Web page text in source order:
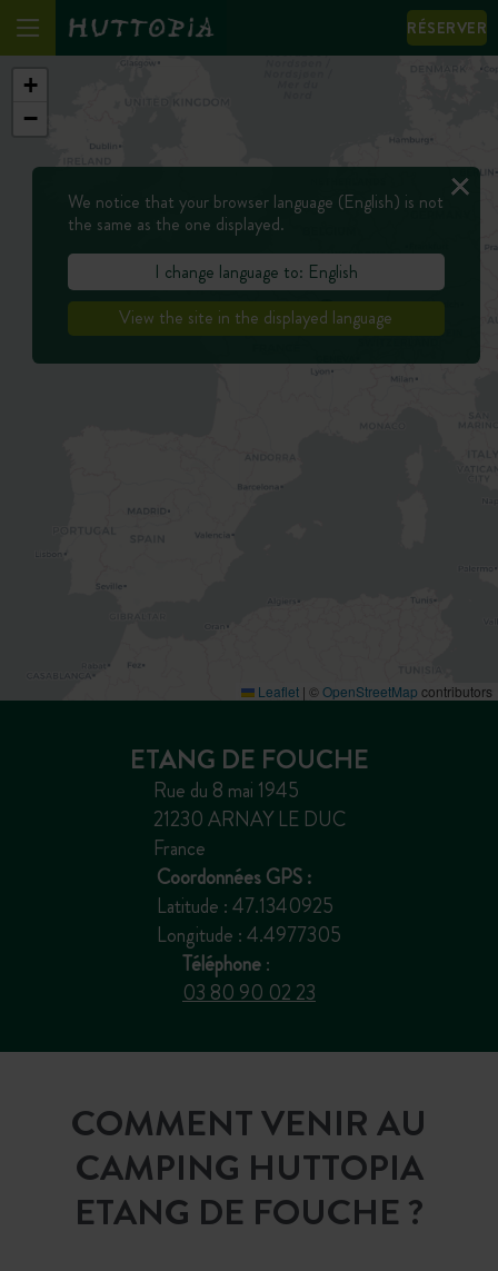
RÉSERVER
+
−
Leaflet | ©OpenStreetMap contributors
ETANG DE FOUCHE
Rue du 8 mai 1945
21230 ARNAY LE DUC
France
Coordonnées GPS :
Latitude : 47.1340925
Longitude : 4.4977305
Téléphone:
03 80 90 02 23
COMMENT VENIR AU
CAMPING HUTTOPIA
ETANG DE FOUCHE ?
We notice that your browser language (English) is not
the same as the one displayed.
I change language to: English
View the site in the displayed language